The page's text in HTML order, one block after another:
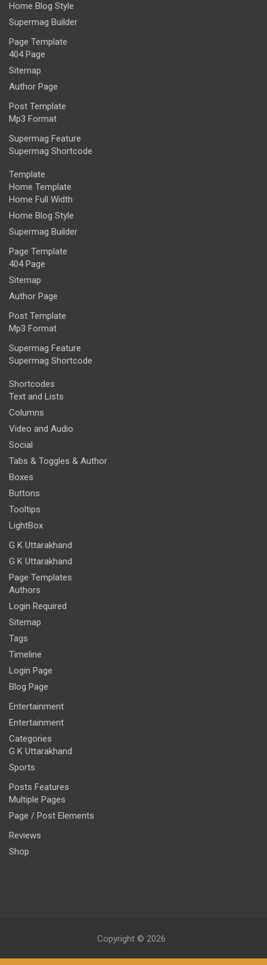
Home Blog Style
Supermag Builder
Page Template
404 Page
Sitemap
Author Page
Post Template
Mp3 Format
Supermag Feature
Supermag Shortcode
Template
Home Template
Home Full Width
Home Blog Style
Supermag Builder
Page Template
404 Page
Sitemap
Author Page
Post Template
Mp3 Format
Supermag Feature
Supermag Shortcode
Shortcodes
Text and Lists
Columns
Video and Audio
Social
Tabs & Toggles & Author
Boxes
Buttons
Tooltips
LightBox
G K Uttarakhand
G K Uttarakhand
Page Templates
Authors
Login Required
Sitemap
Tags
Timeline
Login Page
Blog Page
Entertainment
Entertainment
Categories
G K Uttarakhand
Sports
Posts Features
Multiple Pages
Page / Post Elements
Reviews
Shop
Copyright © 2026